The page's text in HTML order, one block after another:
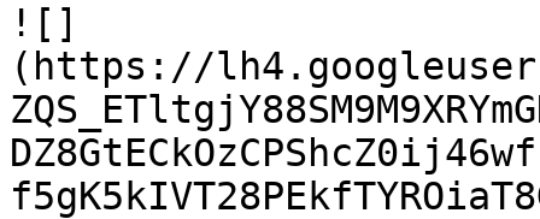
![]
(https://